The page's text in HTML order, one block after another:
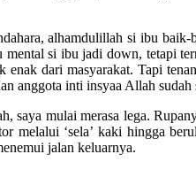
alhamdulillah si ibu
si ibu jadi down, tetapi
dari masyarakat. Tapi
anggota inti insyaa Allah
saya mulai merasa lega.
melalui ‘sela’ kaki hingga
jalan keluarnya.